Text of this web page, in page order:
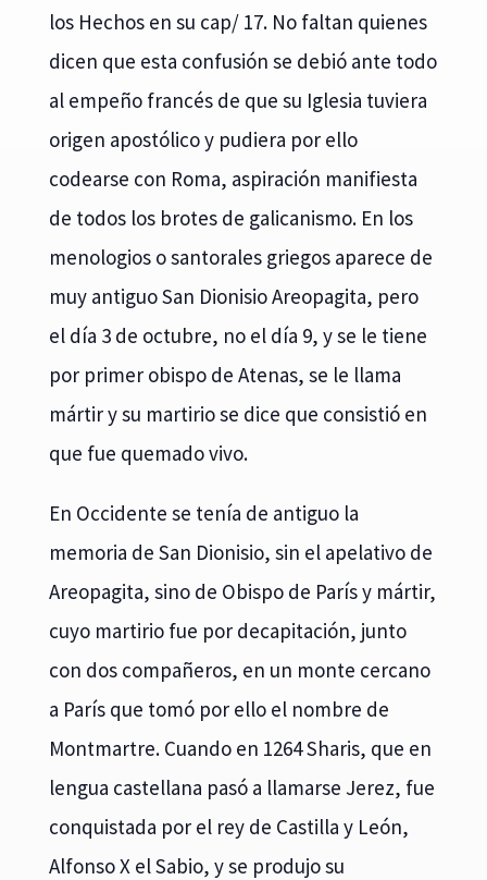
los Hechos en su cap/ 17. No faltan quienes
dicen que esta confusión se debió ante todo
al empeño francés de que su Iglesia tuviera
origen apostólico y pudiera por ello
codearse con Roma, aspiración manifiesta
de todos los brotes de galicanismo. En los
menologios o santorales griegos aparece de
muy antiguo San Dionisio Areopagita, pero
el día 3 de octubre, no el día 9, y se le tiene
por primer obispo de Atenas, se le llama
mártir y su martirio se dice que consistió en
que fue quemado vivo.
En Occidente se tenía de antiguo la
memoria de San Dionisio, sin el apelativo de
Areopagita, sino de Obispo de París y mártir,
cuyo martirio fue por decapitación, junto
con dos compañeros, en un monte cercano
a París que tomó por ello el nombre de
Montmartre. Cuando en 1264 Sharis, que en
lengua castellana pasó a llamarse Jerez, fue
conquistada por el rey de Castilla y León,
Alfonso X el Sabio, y se produjo su